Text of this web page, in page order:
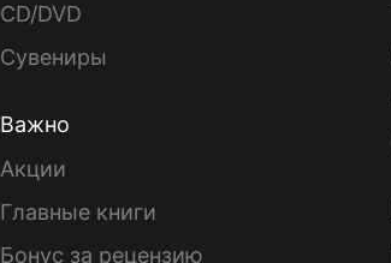
CD/DVD
Сувениры
Важно
Акции
Главные книги
Бонус за рецензию